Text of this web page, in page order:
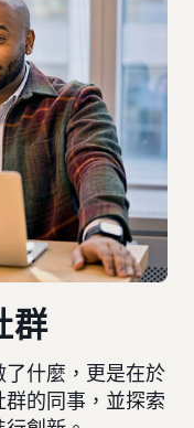
群
什麼，更是在於
的同事，並探索